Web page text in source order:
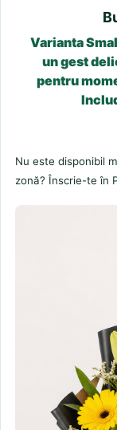
Varianta
un gest
pentru
Nu este disponibil
zonă? Înscrie-te în